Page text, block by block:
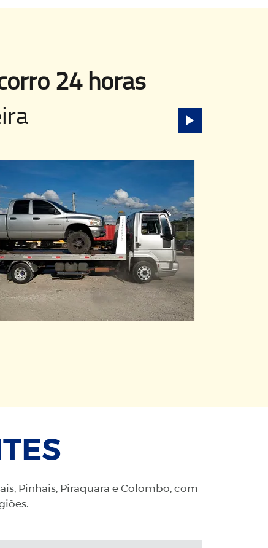
24 horas
Pinhais, Piraquara e Colombo, com